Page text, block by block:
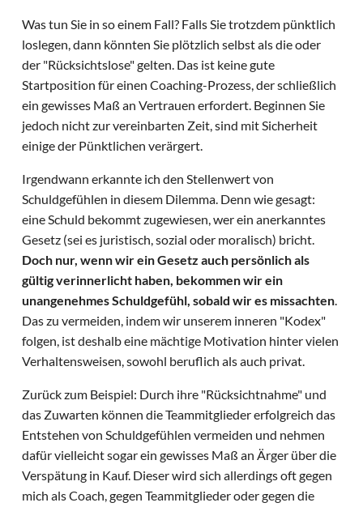
Was tun Sie in so einem Fall? Falls Sie trotzdem pünktlich
loslegen, dann könnten Sie plötzlich selbst als die oder
der "Rücksichtslose" gelten. Das ist keine gute
Startposition für einen Coaching-Prozess, der schließlich
ein gewisses Maß an Vertrauen erfordert. Beginnen Sie
jedoch nicht zur vereinbarten Zeit, sind mit Sicherheit
einige der Pünktlichen verärgert.
Irgendwann erkannte ich den Stellenwert von
Schuldgefühlen in diesem Dilemma. Denn wie gesagt:
eine Schuld bekommt zugewiesen, wer ein anerkanntes
Gesetz (sei es juristisch, sozial oder moralisch) bricht.
Doch nur, wenn wir ein Gesetz auch persönlich als
gültig verinnerlicht haben, bekommen wir ein
unangenehmes Schuldgefühl, sobald wir es missachten.
Das zu vermeiden, indem wir unserem inneren "Kodex"
folgen, ist deshalb eine mächtige Motivation hinter vielen
Verhaltensweisen, sowohl beruflich als auch privat.
Zurück zum Beispiel: Durch ihre "Rücksichtnahme" und
das Zuwarten können die Teammitglieder erfolgreich das
Entstehen von Schuldgefühlen vermeiden und nehmen
dafür vielleicht sogar ein gewisses Maß an Ärger über die
Verspätung in Kauf. Dieser wird sich allerdings oft gegen
mich als Coach, gegen Teammitglieder oder gegen die